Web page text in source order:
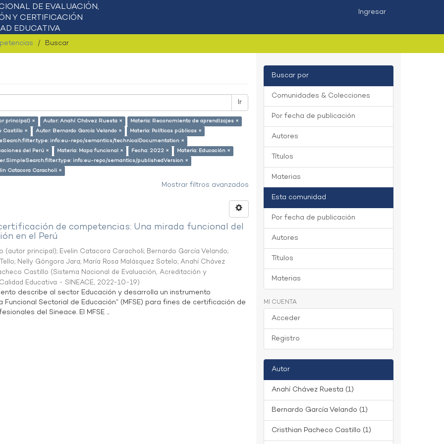
Ingresar
Buscar
Ir
principal) × Autor: Anahí Chávez Ruesta ×
Materia: Reconomiento de aprendizajes ×
Castillo ×
Autor: Bernardo García Velando ×
Materia: Políticas públicas ×
info:eu-repo/semantics/technicalDocumentation ×
del Perú ×
Materia: Mapa funcional × Fecha: 2022 ×
Materia: Educación ×
info:eu-repo/semantics/publishedVersion ×
Catacora Caracholi ×
Mostrar filtros avanzados
de competencias: Una mirada funcional del
en el Perú
(autor principal); Evelin Catacora Caracholi; Bernardo García Velando;
; Nelly Góngora Jara; María Rosa Malásquez Sotelo;Anahí Chávez
Castillo (Sistema Nacional de Evaluación, Acreditación y
Educativa - SINEACE, 2022-10-19)
describe al sector Educación y desarrolla un instrumento
Funcional Sectorial de Educación” (MFSE) para fines de certificación de
del Sineace. El MFSE ...
Buscar por
Comunidades & Colecciones
Por fecha de publicación
Autores
Títulos
Materias
Esta comunidad
Por fecha de publicación
Autores
Títulos
Materias
MI CUENTA
Acceder
Registro
Autor
Anahí Chávez Ruesta (1)
Bernardo García Velando (1)
Cristhian Pacheco Castillo (1)